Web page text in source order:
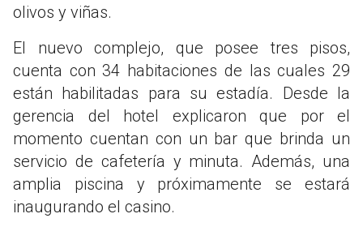
olivos y viñas.
El nuevo complejo, que posee tres pisos,
cuenta con 34 habitaciones de las cuales 29
están habilitadas para su estadía. Desde la
gerencia del hotel explicaron que por el
momento cuentan con un bar que brinda un
servicio de cafetería y minuta. Además, una
amplia piscina y próximamente se estará
inaugurando el casino.